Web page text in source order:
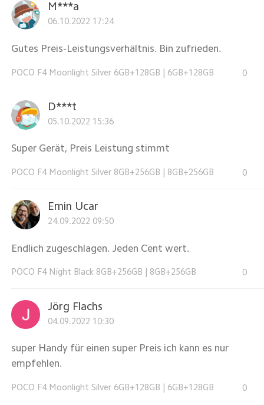
M***a
06.10.2022 17:24
Gutes Preis-Leistungsverhältnis. Bin zufrieden.
POCO F4 Moonlight Silver 6GB+128GB | 6GB+128GB 0
D***t
05.10.2022 15:36
Super Gerät, Preis Leistung stimmt
POCO F4 Moonlight Silver 8GB+256GB 8GB+256GB 0
Emin Ucar
24.09.2022 09:50
Endlich zugeschlagen. Jeden Cent wert.
POCO F4 Night Black 8GB+256GB 8GB+256GB 0
Jörg Flachs
04.09.2022 10:30
super Handy für einen super Preis ich kann es nur
empfehlen.
POCO F4 Moonlight Silver 6GB+128GB | 6GB+128GB 0